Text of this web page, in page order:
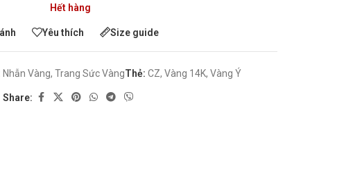
Hết hàng
Yêu thích Size guide
Nhẫn Vàng, Trang Sức VàngThẻ: CZ, Vàng 14K, Vàng Ý
Share: